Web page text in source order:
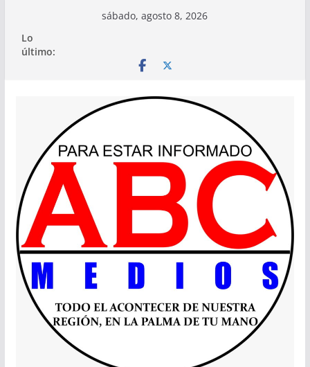
contenido
sábado, agosto 8, 2026
Lo
último: